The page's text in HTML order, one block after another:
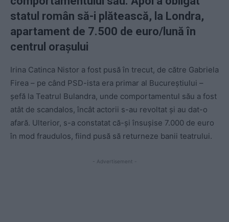
statul român să-i plătească, la Londra,
apartament de 7.500 de euro/lună în
centrul orașului
Irina Catinca Nistor a fost pusă în trecut, de către Gabriela
Firea – pe când PSD-ista era primar al Bucureștiului –
șefă la Teatrul Bulandra, unde comportamentul său a fost
atât de scandalos, încât actorii s-au revoltat și au dat-o
afară. Ulterior, s-a constatat că-și însușise 7.000 de euro
în mod fraudulos, fiind pusă să returneze banii teatrului.
- Advertisement -